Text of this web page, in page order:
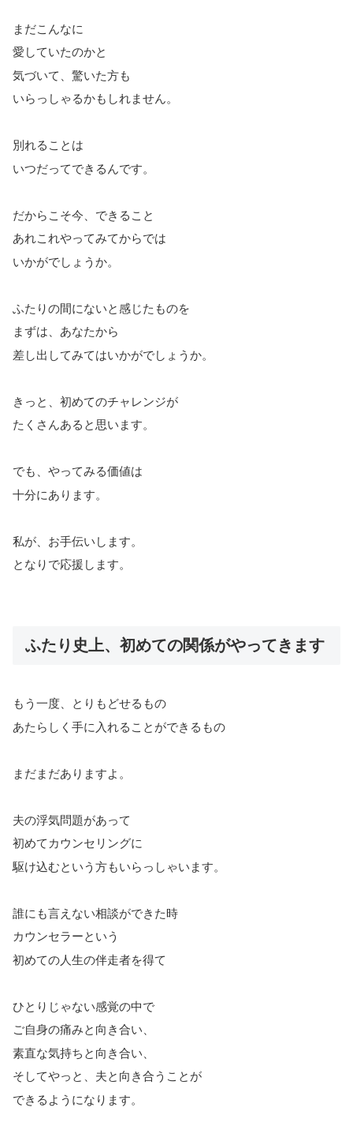
まだこんなに
愛していたのかと
気づいて、驚いた方も
いらっしゃるかもしれません。
別れることは
いつだってできるんです。
だからこそ今、できること
あれこれやってみてからでは
いかがでしょうか。
ふたりの間にないと感じたものを
まずは、あなたから
差し出してみてはいかがでしょうか。
きっと、初めてのチャレンジが
たくさんあると思います。
でも、やってみる価値は
十分にあります。
私が、お手伝いします。
となりで応援します。
ふたり史上、初めての関係がやってきます
もう一度、とりもどせるもの
あたらしく手に入れることができるもの
まだまだありますよ。
夫の浮気問題があって
初めてカウンセリングに
駆け込むという方もいらっしゃいます。
誰にも言えない相談ができた時
カウンセラーという
初めての人生の伴走者を得て
ひとりじゃない感覚の中で
ご自身の痛みと向き合い、
素直な気持ちと向き合い、
そしてやっと、夫と向き合うことが
できるようになります。